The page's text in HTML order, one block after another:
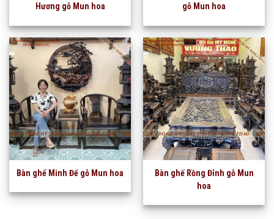
Hương gỗ Mun hoa
gỗ Mun hoa
Bàn ghế Minh Đế gỗ Mun hoa
Bàn ghế Rồng Đỉnh gỗ Mun
hoa